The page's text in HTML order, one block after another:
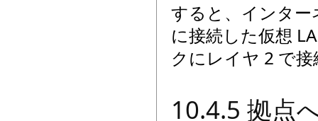
すると、インター
に接続した仮想
クにレイヤ 2 で
10.4.5 拠点